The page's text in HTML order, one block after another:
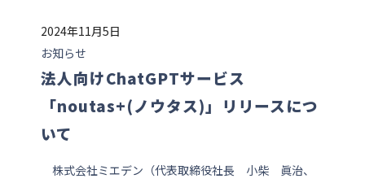
2024年11月5日
お知らせ
法人向けChatGPTサービス
「noutas+(ノウタス)」リリースにつ
いて
株式会社ミエデン（代表取締役社長 小柴 眞治、